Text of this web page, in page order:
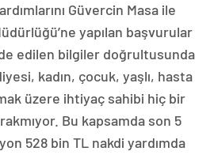
Güvercin Masa ile
yapılan başvurular
edilen bilgiler doğrultusunda
kadın, çocuk, yaşlı, hasta
üzere ihtiyaç sahibi hiç bir
Bu kapsamda son 5
528 bin TL nakdi yardımda